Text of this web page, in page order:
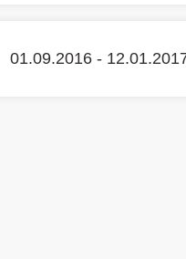
01.09.2016 -